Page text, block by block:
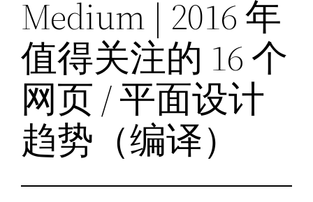
Medium | 2016 年
值得关注的 16 个
网页 / 平面设计
趋势（编译）